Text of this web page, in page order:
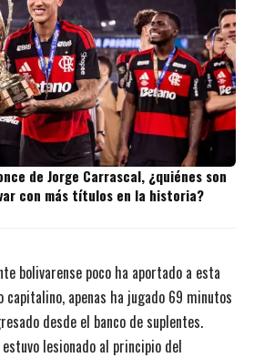
de Jorge Carrascal, ¿quiénes son
con más títulos en la historia?
bolivarense poco ha aportado a esta
capitalino, apenas ha jugado 69 minutos
desde el banco de suplentes.
lesionado al principio del